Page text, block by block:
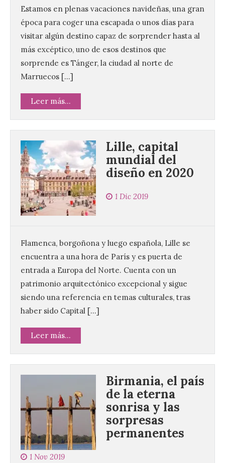
Estamos en plenas vacaciones navideñas, una gran
época para coger una escapada o unos días para
visitar algún destino capaz de sorprender hasta al
más excéptico, uno de esos destinos que
sorprende es Tánger, la ciudad al norte de
Marruecos […]
Leer más...
Lille, capital
mundial del
diseño en 2020
1 Dic 2019
Flamenca, borgoñona y luego española, Lille se
encuentra a una hora de París y es puerta de
entrada a Europa del Norte. Cuenta con un
patrimonio arquitectónico excepcional y sigue
siendo una referencia en temas culturales, tras
haber sido Capital […]
Leer más...
Birmania, el país
de la eterna
sonrisa y las
sorpresas
permanentes
1 Nov 2019